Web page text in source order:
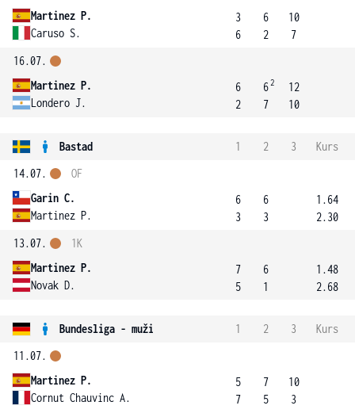
Martinez P.
Caruso S.
3
6
6
2
10
7
16.07.
Martinez P.
Londero J.
6
2
62
7
12
10
Bastad 1 2 3
Kurs
14.07.
Garin C.
Martinez P.
OF
6
3
6
3
1.64
2.30
13.07.
Martinez P.
Novak D.
1K
7
5
6
1
1.48
2.68
Bundesliga - muži 1 2 3
Kurs
11.07.
Martinez P.
Cornut Chauvinc A.
5
7
7
5
10
3